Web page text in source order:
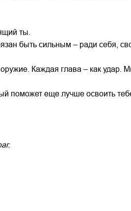
ты.
быть сильным – ради себя,
Каждая глава – как
поможет еще лучше освоить